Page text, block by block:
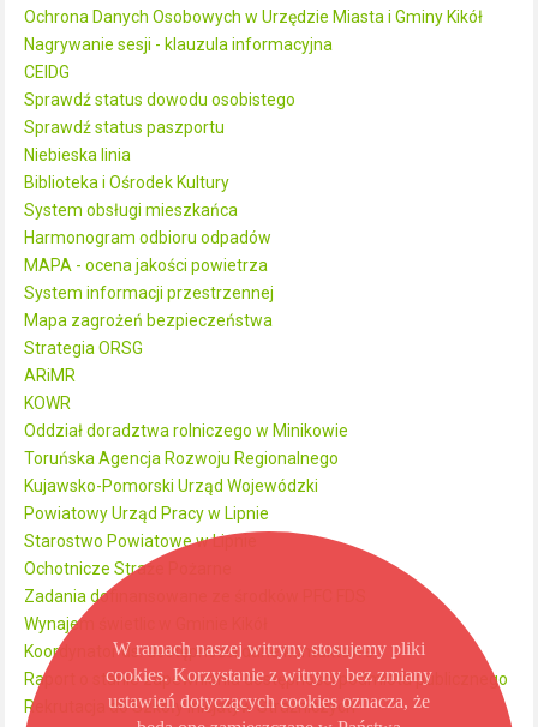
Ochrona Danych Osobowych w Urzędzie Miasta i Gminy Kikół
Nagrywanie sesji - klauzula informacyjna
CEIDG
Sprawdź status dowodu osobistego
Sprawdź status paszportu
Niebieska linia
Biblioteka i Ośrodek Kultury
System obsługi mieszkańca
Harmonogram odbioru odpadów
MAPA - ocena jakości powietrza
System informacji przestrzennej
Mapa zagrożeń bezpieczeństwa
Strategia ORSG
ARiMR
KOWR
Oddział doradztwa rolniczego w Minikowie
Toruńska Agencja Rozwoju Regionalnego
Kujawsko-Pomorski Urząd Wojewódzki
Powiatowy Urząd Pracy w Lipnie
Starostwo Powiatowe w Lipnie
Ochotnicze Straże Pożarne
Zadania dofinansowane ze środków PFC FDS
Wynajem świetlic w Gminie Kikół
Koordynator ds. dostępności dane kontaktowe
Raport o stanie zapewniania dostępności podmiotu publicznego
Rekrutacja do Szkoły Inicjatyw Strażniczych
W ramach naszej witryny stosujemy pliki
cookies. Korzystanie z witryny bez zmiany
ustawień dotyczących cookies oznacza, że